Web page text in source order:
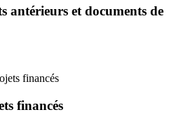
antérieurs et documents de
financés
financés